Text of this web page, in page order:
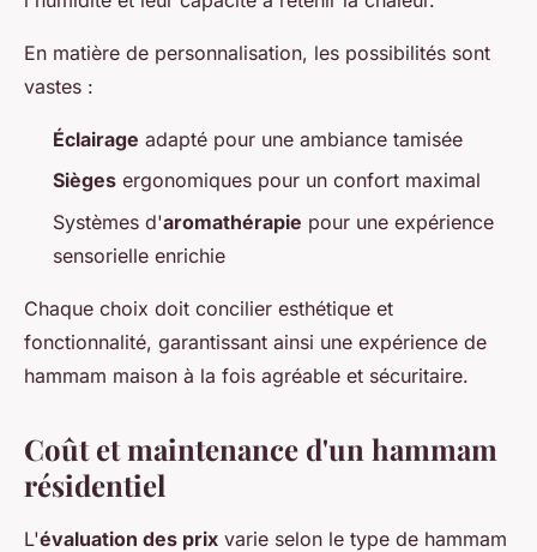
En matière de personnalisation, les possibilités sont
vastes :
Éclairage adapté pour une ambiance tamisée
Sièges ergonomiques pour un confort maximal
Systèmes d'aromathérapie pour une expérience
sensorielle enrichie
Chaque choix doit concilier esthétique et
fonctionnalité, garantissant ainsi une expérience de
hammam maison à la fois agréable et sécuritaire.
Coût et maintenance d'un hammam
résidentiel
L'évaluation des prix varie selon le type de hammam